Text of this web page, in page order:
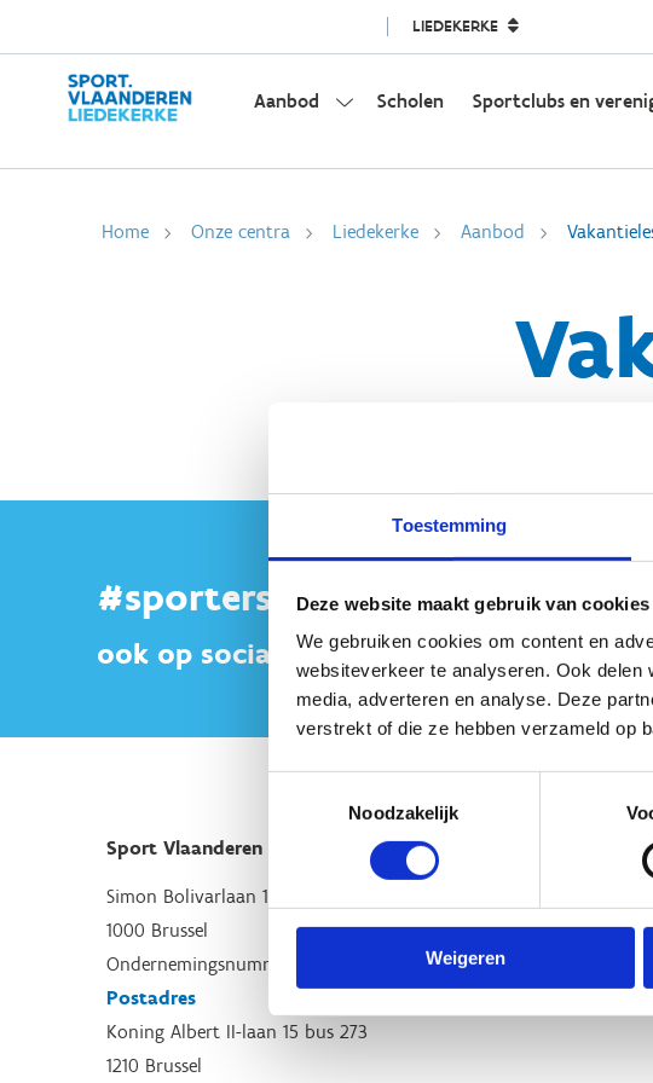
Toestemming
Deze website maakt gebruik van cookies
We gebruiken cookies om content en
websiteverkeer te analyseren. Ook
media, adverteren en analyse. Deze
verstrekt of die ze hebben verzameld op
Noodzakelijk
Weigeren
LIEDEKERKE
Aanbod Scholen Sportclubs en
Home Onze centra Liedekerke Aanbod
#sportersbelevenmeer
ook op sociale media
Sport Vlaanderen Hoofdzetel
Simon Bolivarlaan 17
1000 Brussel
Ondernemingsnummer: BE 0248.142.826
Postadres
Koning Albert II-laan 15 bus 273
1210 Brussel
Onze centra